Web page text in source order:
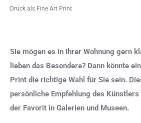
Druck als Fine Art Print
Sie mögen es in Ihrer Wohnung gern
lieben das Besondere? Dann könnte
Print die richtige Wahl für Sie sein.
persönliche Empfehlung des Künstlers
der Favorit in Galerien und Museen.